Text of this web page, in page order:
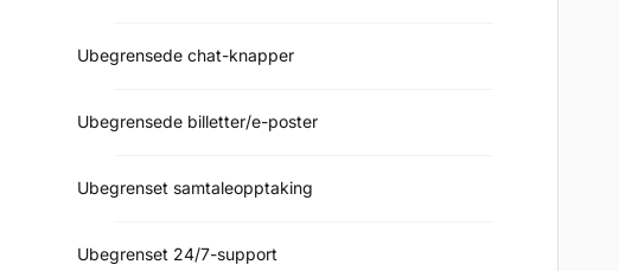
Ubegrensede chat-knapper
Ubegrensede billetter/e-poster
Ubegrenset samtaleopptaking
Ubegrenset 24/7-support